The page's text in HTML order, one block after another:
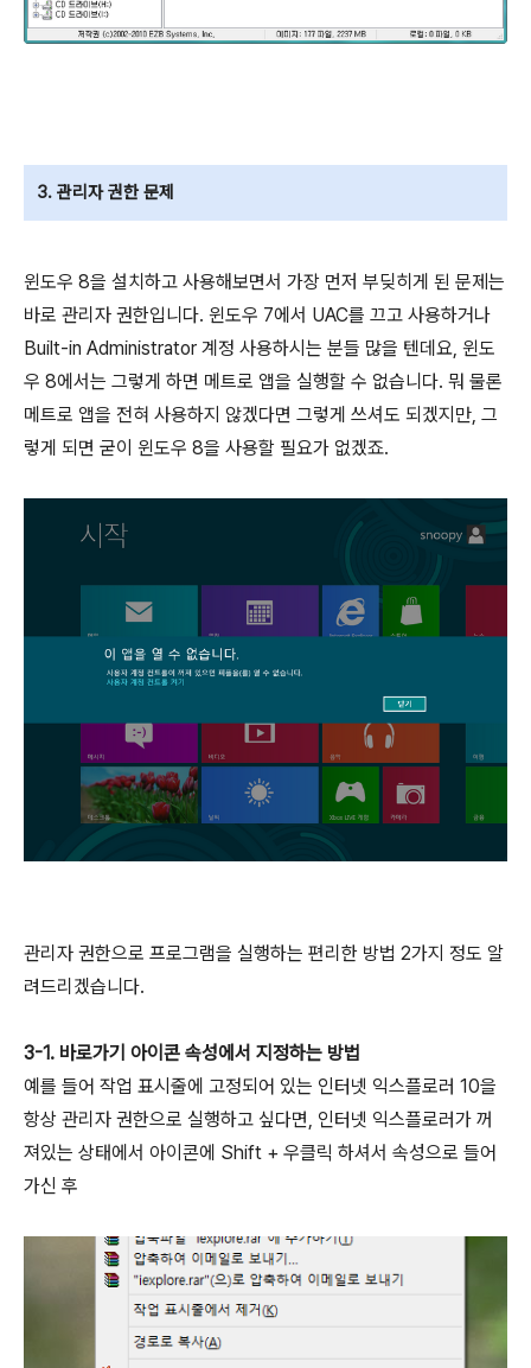
3. 관리자 권한 문제
윈도우 8을 설치하고 사용해보면서 가장 먼저 부딪히게 된 문제는
바로 관리자 권한입니다. 윈도우 7에서 UAC를 끄고 사용하거나
Built-in Administrator 계정 사용하시는 분들 많을 텐데요, 윈도
우 8에서는 그렇게 하면 메트로 앱을 실행할 수 없습니다. 뭐 물론
메트로 앱을 전혀 사용하지 않겠다면 그렇게 쓰셔도 되겠지만, 그
렇게 되면 굳이 윈도우 8을 사용할 필요가 없겠죠.
관리자 권한으로 프로그램을 실행하는 편리한 방법 2가지 정도 알
려드리겠습니다.
3-1. 바로가기 아이콘 속성에서 지정하는 방법
예를 들어 작업 표시줄에 고정되어 있는 인터넷 익스플로러 10을
항상 관리자 권한으로 실행하고 싶다면, 인터넷 익스플로러가 꺼
져있는 상태에서 아이콘에 Shift + 우클릭 하셔서 속성으로 들어
가신 후